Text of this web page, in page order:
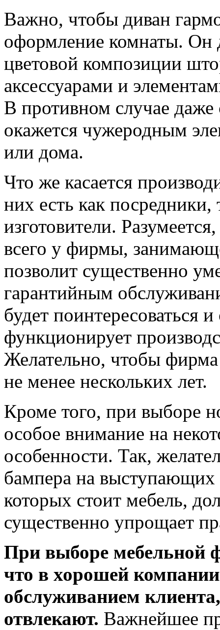
Важно, чтобы диван
оформление комнаты. Он
цветовой композиции
аксессуарами и
В противном случае даже
окажется чужеродным
или дома.
Что же касается
них есть как посредники,
изготовители.
всего у фирмы,
позволит существенно
гарантийным
будет поинтересоваться
функционирует
Желательно, чтобы
не менее нескольких лет.
Кроме того, при выборе
особое внимание на
особенности. Так,
бампера на
которых стоит мебель,
существенно упрощает
При выборе мебельной
что в хорошей
обслуживанием
отвлекают. Важнейшее